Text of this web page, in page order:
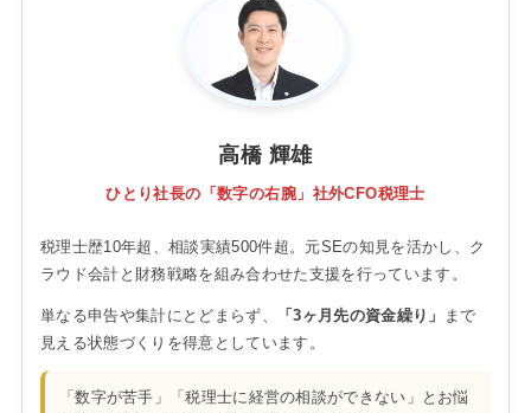
高橋 輝雄
ひとり社長の「数字の右腕」社外CFO税理士
税理士歴10年超、相談実績500件超。元SEの知見を活かし、ク
ラウド会計と財務戦略を組み合わせた支援を行っています。
単なる申告や集計にとどまらず、 「3ヶ月先の資金繰り」
まで
見える状態づくりを得意としています。
「数字が苦手」「税理士に経営の相談ができない」とお悩